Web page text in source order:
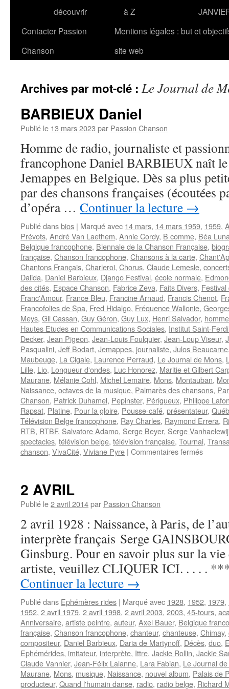
découvrir
à Z
Contacter Passion
Chanson
Mentions légales : but et
site web
Archives par mot-clé : Le Journal de
BARBIEUX Daniel
Publié le 13 mars 2023 par Passion Chanson
Homme de radio, journaliste et
francophone Daniel BARBIEUX naît
Jemappes en Belgique. Dès sa plus
par des chansons françaises (écoutées
d’opéra … Continuer la lecture →
Publié dansbios | Marqué avec 14 mars, 14 mars 1959, 1959,
Prévots, André Van Laethem, Annie Cordy, B comme, Béa
Belgique francophone, Biennale de la Chanson Française,
française, Chanson francophone, Chansons à la carte,
Chantons Français, Charleroi, Chorus, Claude Lemesle,
Dalida, Daniel Barbieux, Django Festival, école normale,
des cités, Espace Chanson, Fabrice Zeva, Faits Divers,
Franc'Amour, France Bleu, Francine Arnaud, Francis Chenot,
Francofolies de Spa, Fred Hidalgo, Fréquence Wallonie,
Meys, Gil Cassan, Guy Géron, Guy Lux, Henri Salvador,
Hautes Etudes en Communications Sociales, Institut Saint-
Decker, Jean Pigeon, Jean-Louis Foulquier, Jean-Loup Viseur,
Pasqualini, Jeff Bodart, Jemappes, journaliste, Julos Beaucarne
Maubeuge, La Cigale, Laurence Perraud, Le Journal de Mons,
Lille, Lio, Longueur d'ondes, Luc Honorez, Maritie et Gilbert
Maurane, Mélanie Cohl, Michel Lemaire, Mons, Montauban,
Naissance, octaves de la musique, Palmarès des chansons,
Chanson, Patrick Duhamel, Pepinster, Périgueux, Philippe
Rapsat, Platine, Pour la gloire, Pousse-café, présentateur,
Télévision Belge francophone, Ray Charles, Raymond Errera,
RTB, RTBF, Salvatore Adamo, Serge Beyer, Serge
spectacles, télévision belge, télévision française, Tournai,
chanson, VivaCité, Viviane Pyre | Commentaires ferméssur
2 AVRIL
Publié le2 avril 2014par Passion Chanson
2 avril 1928 : Naissance, à Paris, de
interprète français Serge
Ginsburg. Pour en savoir plus sur la
artiste, veuillez CLIQUER ICI. . . . .
Continuer la lecture →
Publié dans Ephémères rides | Marqué avec 1928, 1952, 1979,
1952, 2 avril 1979, 2 avril 1998, 2 avril 2003, 2003, 45-tours,
Anniversaire, artiste peintre, auteur, Axel Bauer, Belgique
française, Chanson francophone, chanteur, chanteuse, Chimay,
compositeur, Daniel Barbieux, Daria de Martynoff, Décès, duo,
Ephémérides, imitateur, interprète, Ittre, Jackie Rollin, Jackie
Claude Vannier, Jean-Félix Lalanne, Lara Fabian, Le Journal
Maurane, Mons, musique, Naissance, nouvel album, Palais de
producteur, Quand l'humain danse, radio, radio belge, Richard